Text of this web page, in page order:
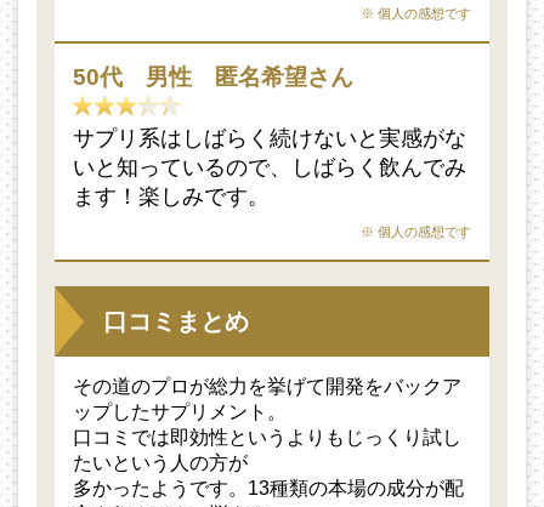
※ 個人の感想です
50代 男性 匿名希望さん
サプリ系はしばらく続けないと実感がな
いと知っているので、しばらく飲んでみ
ます！楽しみです。
※ 個人の感想です
口コミまとめ
その道のプロが総力を挙げて開発をバックア
ップしたサプリメント。
口コミでは即効性というよりもじっくり試し
たいという人の方が
多かったようです。13種類の本場の成分が配